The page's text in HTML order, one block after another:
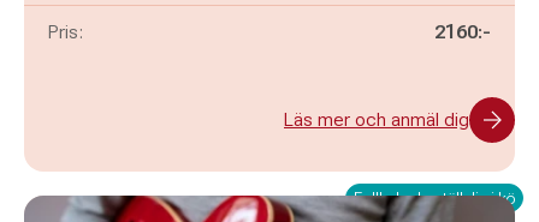
Pris: 2160:-
Läs mer och anmäl dig
Fullbokad - ställ dig i kö